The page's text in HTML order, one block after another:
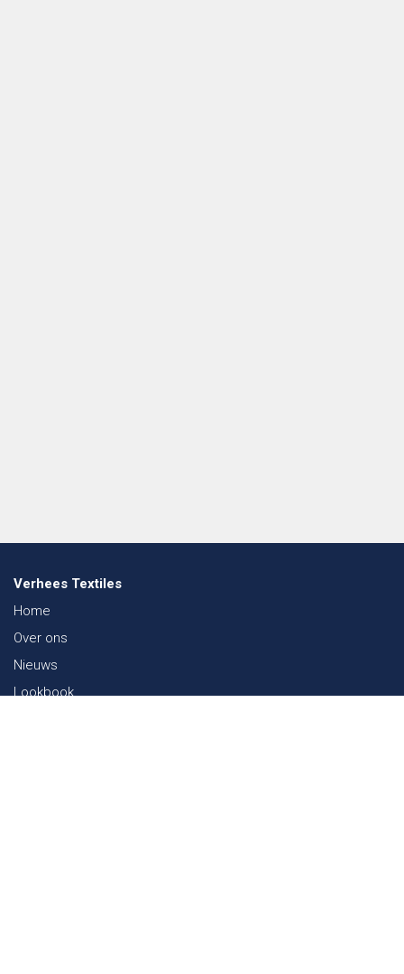
Verhees Textiles
Home
Over ons
Nieuws
Lookbook